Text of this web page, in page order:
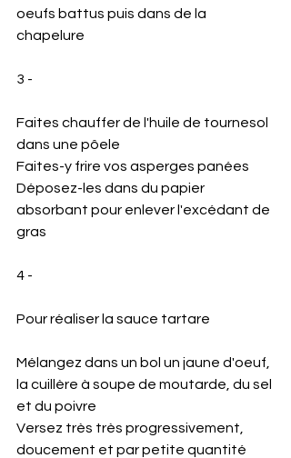
oeufs battus puis dans de la
chapelure
3 -
Faites chauffer de l'huile de tournesol
dans une pôele
Faites-y frire vos asperges panées
Déposez-les dans du papier
absorbant pour enlever l'excédant de
gras
4 -
Pour réaliser la sauce tartare
Mélangez dans un bol un jaune d'oeuf,
la cuillère à soupe de moutarde, du sel
et du poivre
Versez très très progressivement,
doucement et par petite quantité